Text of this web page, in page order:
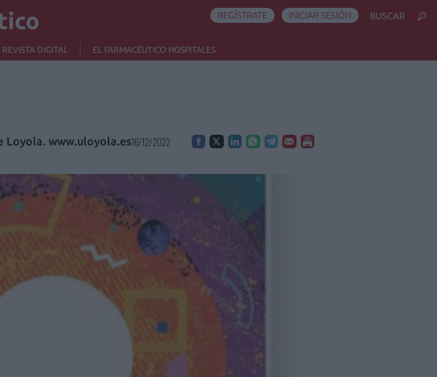
REVISTA DIGITAL EL FARMACÉUTICO HOSPITALES
REGÍSTRATE INICIAR SESIÓN BUSCAR
Loyola. www.uloyola.es16/12/2022